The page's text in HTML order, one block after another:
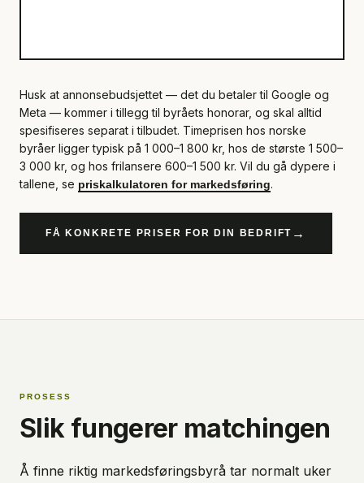
Husk at annonsebudsjettet — det du betaler til Google og
Meta — kommer i tillegg til byråets honorar, og skal alltid
spesifiseres separat i tilbudet. Timeprisen hos norske
byråer ligger typisk på 1 000–1 800 kr, hos de største 1 500–
3 000 kr, og hos frilansere 600–1 500 kr. Vil du gå dypere i
tallene, se priskalkulatoren for markedsføring.
FÅ KONKRETE PRISER FOR DIN BEDRIFT →
PROSESS
Slik fungerer matchingen
Å finne riktig markedsføringsbyrå tar normalt uker